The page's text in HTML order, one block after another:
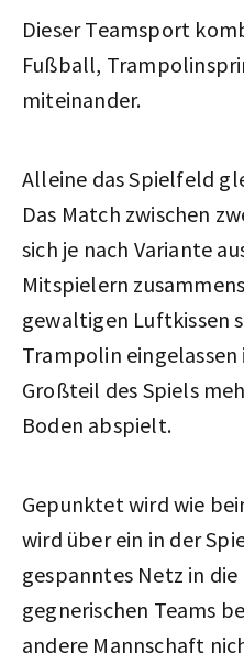
Dieser Teamsport
Fußball,
miteinander.
Alleine das Spielfeld
Das Match zwischen
sich je nach Variante
Mitspielern
gewaltigen Luftkissen
Trampolin eingelassen
Großteil des Spiels
Boden abspielt.
Gepunktet wird wie
wird über ein in der
gespanntes Netz in
gegnerischen Teams
andere Mannschaft